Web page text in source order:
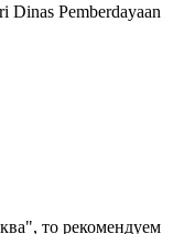
Dinas Pemberdayaan
то рекомендуем